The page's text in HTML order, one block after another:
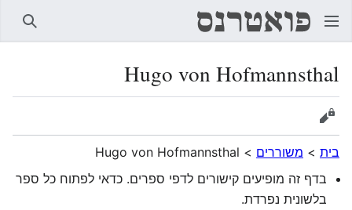
Hugo von Hofmannsthal
הצגת מקור
בית > משוררים >
Hugo von Hofmannsthal
בדף זה מופיעים קישורים לדפי ספרים. כדאי לפתוח כל ספר
בלשונית נפרדת.